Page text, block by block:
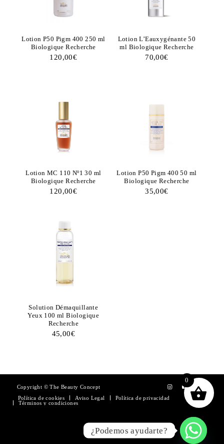
Lotion P50 Pigm 400 250 ml
Biologique Recherche
120,00€
Lotion L’Eauxygénante 50
ml Biologique Recherche
70,00€
Lotion MC 110 Nº1 30 ml
Biologique Recherche
120,00€
Lotion P50 Pigm 400 50 ml
Biologique Recherche
35,00€
Solution Démaquillante
Yeux 100 ml Biologique
Recherche
45,00€
Copyright © The Beauty Concept
Política de cookies
Aviso Legal
Política de privacidad
Términos y condiciones
0
¿Podemos ayudarte?